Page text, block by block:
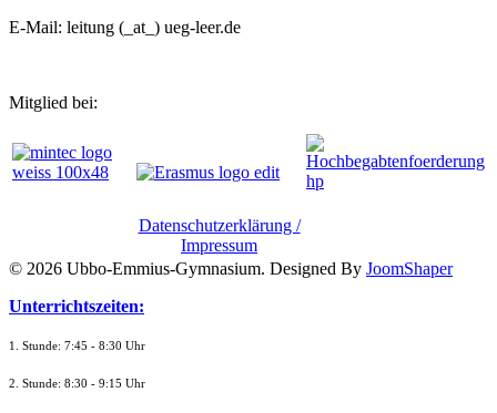
E-Mail: leitung (_at_) ueg-leer.de
Mitglied bei:
Datenschutzerklärung /
Impressum
© 2026 Ubbo-Emmius-Gymnasium. Designed By JoomShaper
Unterrichtszeiten:
1. Stunde: 7:45 - 8:30 Uhr
2. Stunde: 8:30 - 9:15 Uhr